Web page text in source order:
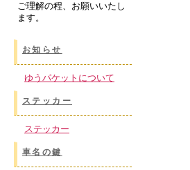
ご理解の程、お願いいたし
ます。
お知らせ
ゆうパケットについて
ステッカー
ステッカー
車名の鍵